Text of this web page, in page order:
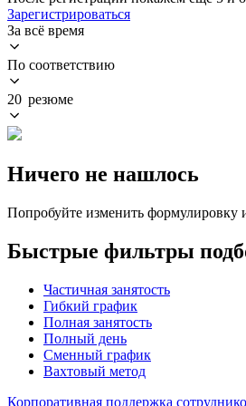
Зарегистрироваться
За всё время
По соответствию
20 резюме
Ничего не нашлось
Попробуйте изменить формулировку
Быстрые фильтры
Частичная занятость
Гибкий график
Полная занятость
Полный день
Сменный график
Вахтовый метод
Корпоративная поддержка